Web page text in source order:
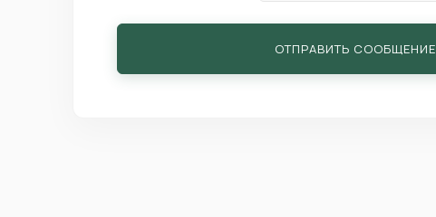
ОТПРАВИТЬ СООБЩЕНИЕ